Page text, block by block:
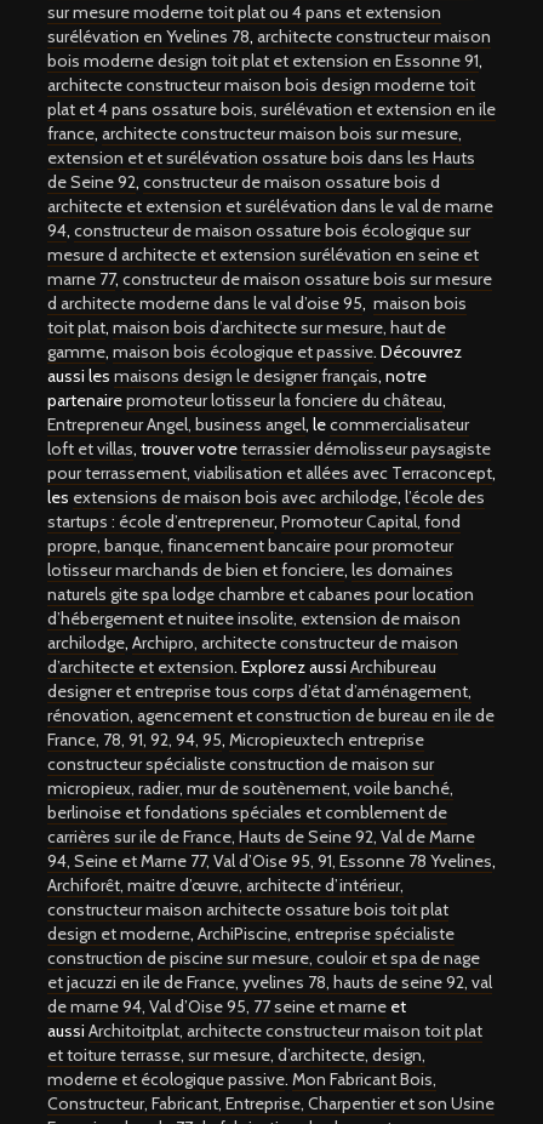
sur mesure moderne toit plat ou 4 pans et extension
surélévation en Yvelines 78, architecte constructeur maison
bois moderne design toit plat et extension en Essonne 91,
architecte constructeur maison bois design moderne toit
plat et 4 pans ossature bois, surélévation et extension en ile
france, architecte constructeur maison bois sur mesure,
extension et et surélévation ossature bois dans les Hauts
de Seine 92, constructeur de maison ossature bois d
architecte et extension et surélévation dans le val de marne
94, constructeur de maison ossature bois écologique sur
mesure d architecte et extension surélévation en seine et
marne 77, constructeur de maison ossature bois sur mesure
d architecte moderne dans le val d’oise 95, maison bois
toit plat, maison bois d’architecte sur mesure, haut de
gamme, maison bois écologique et passive. Découvrez
aussi les maisons design le designer français, notre
partenairepromoteur lotisseur la fonciere du château,
Entrepreneur Angel, business angel, lecommercialisateur
loft et villas, trouver votreterrassier démolisseur paysagiste
pour terrassement, viabilisation et allées avec Terraconcept,
les extensions de maison bois avec archilodge, l’école des
startups : école d’entrepreneur, Promoteur Capital, fond
propre, banque, financement bancaire pour promoteur
lotisseur marchands de bien et fonciere, les domaines
naturels gite spa lodge chambre et cabanes pour location
d’hébergement et nuitee insolite, extension de maison
archilodge, Archipro, architecte constructeur de maison
d’architecte et extension. Explorez aussi Archibureau
designer et entreprise tous corps d’état d’aménagement,
rénovation, agencement et construction de bureau en ile de
France, 78, 91, 92, 94, 95, Micropieuxtech entreprise
constructeur spécialiste construction de maison sur
micropieux, radier, mur de soutènement, voile banché,
berlinoise et fondations spéciales et comblement de
carrières sur ile de France, Hauts de Seine 92, Val de Marne
94, Seine et Marne 77, Val d’Oise 95, 91, Essonne 78 Yvelines,
Archiforêt, maitre d’œuvre, architecte d’intérieur,
constructeur maison architecte ossature bois toit plat
design et moderne, ArchiPiscine, entreprise spécialiste
construction de piscine sur mesure, couloir et spa de nage
et jacuzzi en ile de France, yvelines 78, hauts de seine 92, val
de marne 94, Val d’Oise 95, 77 seine et marne et
aussi Architoitplat, architecte constructeur maison toit plat
et toiture terrasse, sur mesure, d’architecte, design,
moderne et écologique passive. Mon Fabricant Bois,
Constructeur, Fabricant, Entreprise, Charpentier et son Usine